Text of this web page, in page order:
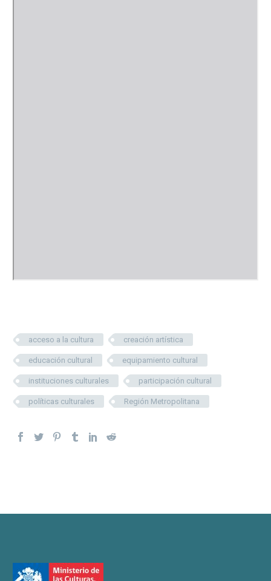
acceso a la cultura creación artística
educación cultural equipamiento cultural
instituciones culturales participación cultural
políticas culturales Región Metropolitana